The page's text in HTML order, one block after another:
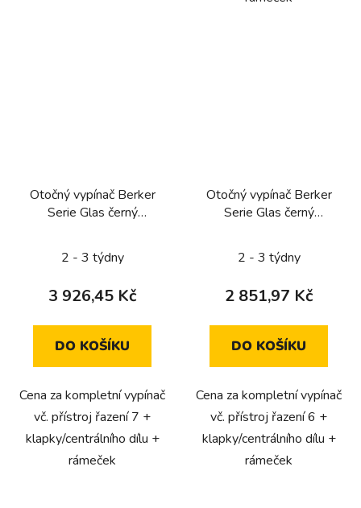
Otočný vypínač Berker
Serie Glas černý
křížový)
2 - 3 týdny
3 926,45 Kč
DO KOŠÍKU
Cena za kompletní vypínač
vč. přístroj řazení 7 +
klapky/centrálního dílu +
rámeček
Otočný vypínač Berker
Serie Glas černý
schodišťový)
2 - 3 týdny
2 851,97 Kč
DO KOŠÍKU
Cena za kompletní vypínač
vč. přístroj řazení 6 +
klapky/centrálního dílu +
rámeček